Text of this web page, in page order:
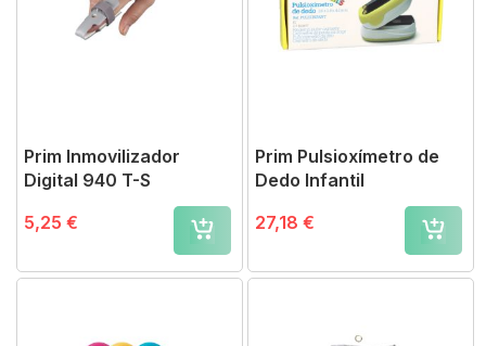
Prim Inmovilizador
Digital 940 T-S
5,25 €
Prim Pulsioxímetro de
Dedo Infantil
27,18 €